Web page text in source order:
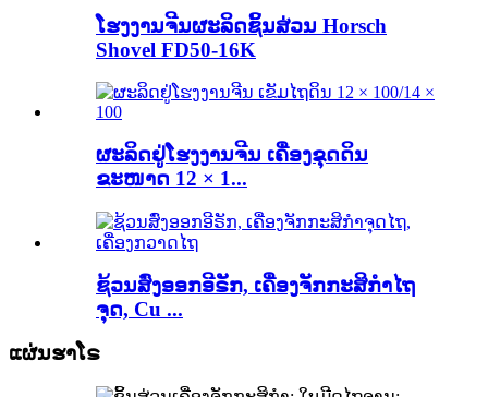
ໂຮງງານຈີນຜະລິດຊິ້ນສ່ວນ Horsch
Shovel FD50-16K
ຜະລິດຢູ່ໂຮງງານຈີນ ເຄື່ອງຂຸດດິນ
ຂະໜາດ 12 × 1...
ຊ້ວນສົ່ງອອກອີຣັກ, ເຄື່ອງຈັກກະສິກຳໄຖ
ຈຸດ, Cu ...
ແຜ່ນຮາໂຣ